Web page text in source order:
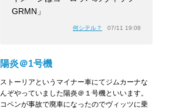
GRMN」
何シテル？ 07/11 19:08
陽炎＠1号機
ストーリアというマイナー車にてジムカーナな
んぞやっていました陽炎＠１号機といいます。
コペンが事故で廃車になったのでヴィッツに乗